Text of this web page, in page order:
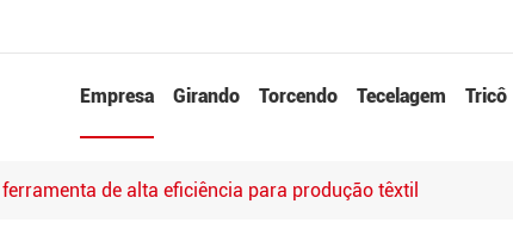
Empresa Girando Torcendo Tecelagem Tricô
de alta eficiência para produção têxtil